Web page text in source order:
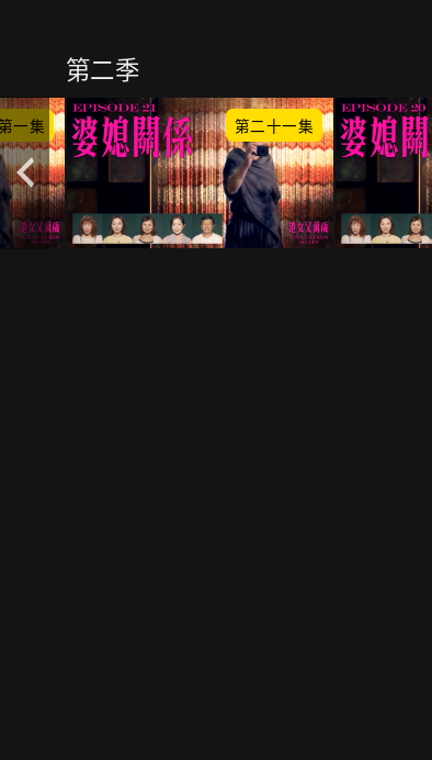
第二季
一集 第二十一集